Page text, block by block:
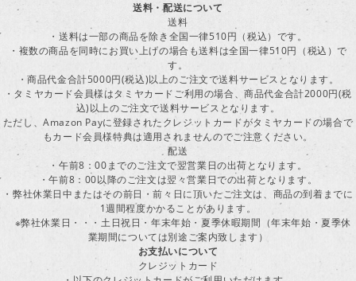
送料・配送について
送料
・送料は一部の商品を除き全国一律510円（税込）です。
・複数の商品を同時にお買い上げの場合も送料は全国一律510円（税込）で
す。
・商品代金合計5000円(税込)以上のご注文で送料サービスとなります。
・タミヤカード会員様はタミヤカードご利用の場合、商品代金合計2000円(税
込)以上のご注文で送料サービスとなります。
ただし、Amazon Payに登録されたクレジットカードがタミヤカードの場合で
もカード会員様特典は適用されませんのでご注意ください。
配送
・午前8：00までのご注文で翌営業日の出荷となります。
・午前8：00以降のご注文は翌々営業日での出荷となります。
・弊社休業日中またはその前日・前々日に頂いたご注文は、商品の到着までに
1週間程度かかることがあります。
※弊社休業日・・・土日祝日・年末年始・夏季休暇期間（年末年始・夏季休
業期間については別途ご案内致します）
お支払いについて
クレジットカード